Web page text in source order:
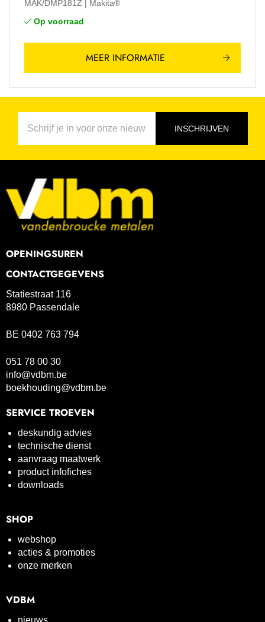
MAK/DMP181Z
Makita®
Op voorraad
MEER INFORMATIE
INSCHRIJVEN
OPENINGSUREN
CONTACTGEGEVENS
Statiestraat 116
8980 Passendale
BE 0402 763 794
051 78 00 30
info@vdbm.be
boekhouding@vdbm.be
SERVICE TROEVEN
deskundig advies
technische dienst
aanvraag maatwerk
product infofiches
downloads
SHOP
webshop
acties & promoties
onze merken
VDBM